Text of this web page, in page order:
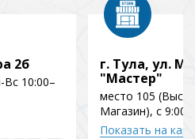
2б
10:00–
г. Тула, ул.
"Мастер"
место 105
Магазин), с 9:00
Показать на